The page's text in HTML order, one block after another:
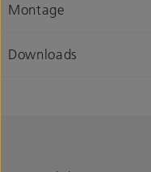
Montage
Downloads